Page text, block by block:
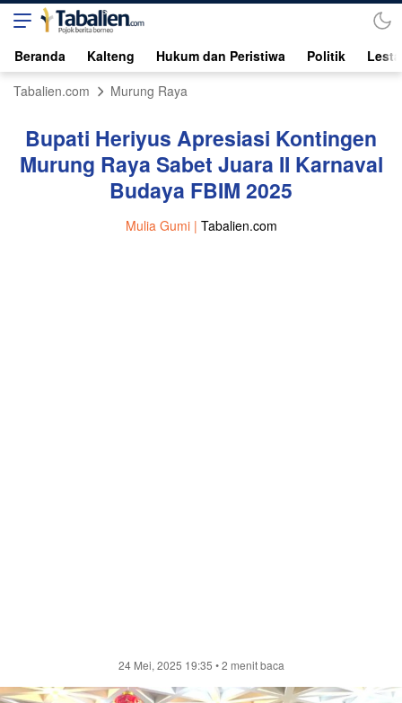
Beranda Kalteng Hukum dan Peristiwa Politik
Tabalien.com
Murung Raya
Bupati Heriyus Apresiasi Kontingen
Murung Raya Sabet Juara II Karnaval
Budaya FBIM 2025
Mulia Gumi | Tabalien.com
24 Mei, 2025 19:35 • 2 menit baca